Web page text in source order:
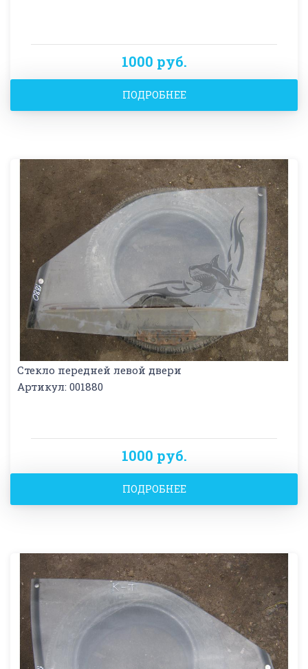
1000 руб.
ПОДРОБНЕЕ
Стекло передней левой двери
Артикул: 001880
1000 руб.
ПОДРОБНЕЕ